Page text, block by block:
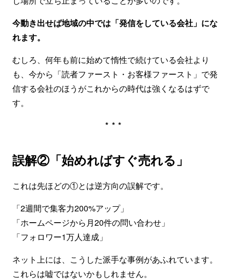
今動き出せば地域の中では「発信をしている会社」にな
れます。
むしろ、何年も前に始めて惰性で続けている会社より
も、今から「読者ファースト・お客様ファースト」で発
信する会社のほうがこれからの時代は強くなるはずで
す。
***
誤解②「始めればすぐ売れる」
これは先ほどの①とは逆方向の誤解です。
「2週間で集客力200%アップ」
「ホームページから月20件の問い合わせ」
「フォロワー1万人達成」
ネット上には、こうした派手な事例があふれています。
これらは嘘ではないかもしれません。